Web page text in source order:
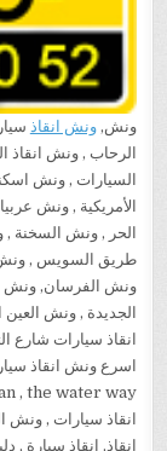
ونش,ونش انقاذ
الرحاب , ونش انقاذ
السيارات , ونش
الأمريكية , ونش
الحر , ونش
طريق السويس , ونش
ونش الفرسان, ونش
الجديدة , ونش
انقاذ سيارات شارع
انقاذ سيارات ,
انقاذ, انقاذ سيارة